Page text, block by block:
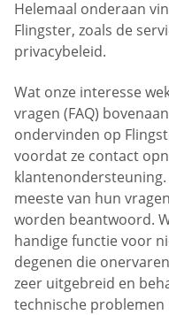
Helemaal onderaan
Flingster, zoals de
privacybeleid.
Wat onze interesse
vragen (FAQ)
ondervinden op
voordat ze contact
meeste van hun
worden beantwoord.
handige functie voor
degenen die
zeer uitgebreid en
technische problemen